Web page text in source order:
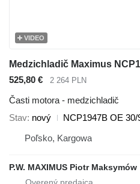
VIDEO
525,80 € 2 264 PLN
Časti motora - medzichladič
Stav nový
NCP1947B OE
Poľsko, Kargowa
P.W. MAXIMUS Piotr Maksymów